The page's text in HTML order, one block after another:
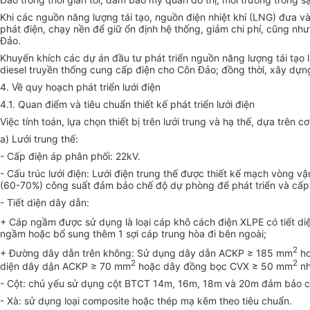
Khi các nguồn năng lượng tái tạo, nguồn điện nhiệt khí (LNG) đưa
phát điện, chạy nền để giữ ổn định hệ thống, giảm chi phí, cũng
Đảo.
Khuyến khích các dự án đầu tư phát triển nguồn năng lượng tái tạo
diesel truyền thống cung cấp điện cho Côn Đảo; đồng thời, xây
4. Về quy hoạch phát triển lưới điện
4.1. Quan điểm và tiêu chuẩn thiết kế phát triển lưới điện
Việc tính toán, lựa chọn thiết bị trên lưới trung và hạ thế, dựa trên
a) Lưới trung thế:
- Cấp điện áp phân phối: 22kV.
- Cấu trúc lưới điện: Lưới điện trung thế được thiết kế mạch vòng vậ
(60-70%) công suất đảm bảo chế độ dự phòng để phát triển và
- Tiết diện dây dẫn:
+ Cáp ngầm được sử dụng là loại cáp khô cách điện XLPE có tiết
ngầm hoặc bổ sung thêm 1 sợi cáp trung hòa đi bên ngoài;
+ Đường dây dẫn trên không: Sử dụng dây dẫn ACKP ≥ 185 mm2
diện dây dẫn ACKP ≥ 70 mm2 hoặc dây đồng bọc CVX ≥ 50 mm2
- Cột: chủ yếu sử dụng cột BTCT 14m, 16m, 18m và 20m đảm
- Xà: sử dụng loại composite hoặc thép mạ kẽm theo tiêu chuẩn.